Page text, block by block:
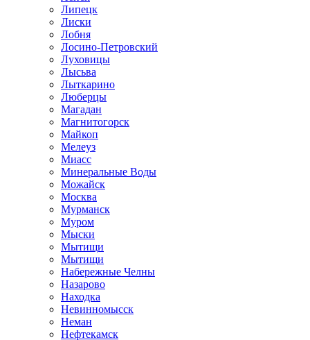
Липецк
Лиски
Лобня
Лосино-Петровский
Луховицы
Лысьва
Лыткарино
Люберцы
Магадан
Магнитогорск
Майкоп
Мелеуз
Миасс
Минеральные Воды
Можайск
Москва
Мурманск
Муром
Мыски
Мытищи
Мытищи
Набережные Челны
Назарово
Находка
Невинномысск
Неман
Нефтекамск